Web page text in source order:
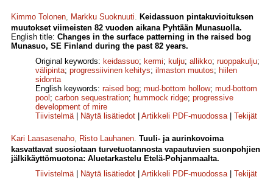
Kimmo Tolonen, Markku Suoknuuti. Keidassuon pintakuvioituksen
muutokset viimeisten 82 vuoden aikana Pyhtään Munasuolla.
English title: Changes in the surface patterning in the raised bog
Munasuo, SE Finland during the past 82 years.
Original keywords: keidassuo; kermi; kulju; allikko; ruoppakulju;
välipinta; progressiivinen kehitys; ilmaston muutos; hiilen
sidonta
English keywords: raised bog; mud-bottom hollow; mud-bottom
pool ; carbon sequestration; hummock ridge; progressive
development of mire
Tiivistelmä| Näytä lisätiedot Artikkeli PDF-muodossa| Tekijät
Kari Laasasenaho, Risto Lauhanen. Tuuli- ja aurinkovoima
kasvattavat suosiotaan turvetuotannosta vapautuvien suonpohjien
jälki­käyttömuotona: Aluetarkastelu Etelä-Pohjanmaalta.
Tiivistelmä| Näytä lisätiedot Artikkeli PDF-muodossa| Tekijät